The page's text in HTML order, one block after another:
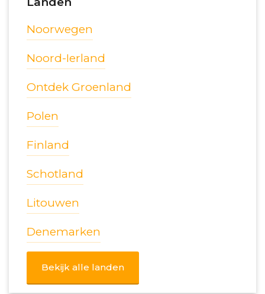
Noorwegen
Noord-Ierland
Ontdek Groenland
Polen
Finland
Schotland
Litouwen
Denemarken
Bekijk alle landen